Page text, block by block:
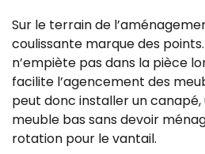
Sur le terrain de
coulissante marque des
n’empiète pas dans la pièce
facilite l’agencement des
peut donc installer un canapé,
meuble bas sans devoir
rotation pour le vantail.